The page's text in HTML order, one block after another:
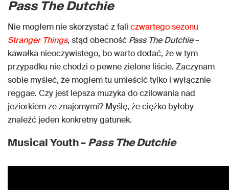
Pass The Dutchie
Nie mogłem nie skorzystać z fali czwartego sezonu
Stranger Things, stąd obecność Pass The Dutchie–
kawałka nieoczywistego, bo warto dodać, że w tym
przypadku nie chodzi o pewne zielone liście. Zaczynam
sobie myśleć, że mogłem tu umieścić tylko i wyłącznie
reggae. Czy jest lepsza muzyka do czilowania nad
jeziorkiem ze znajomymi? Myślę, że ciężko byłoby
znaleźć jeden konkretny gatunek.
Musical Youth –Pass The Dutchie